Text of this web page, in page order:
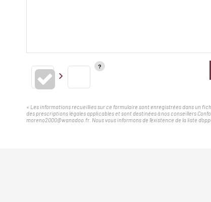
« Les informations recueillies sur ce formulaire sont enregistrées dans un
des prescriptions légales applicables et sont destinées à nos conseillers
moreno2000@wanadoo.fr. Nous vous informons de l'existence de la liste